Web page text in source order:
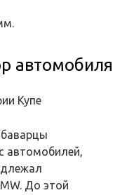
автомобиля
Купе
автомобилей,
До этой